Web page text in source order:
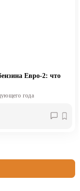
Евро-2: что
года